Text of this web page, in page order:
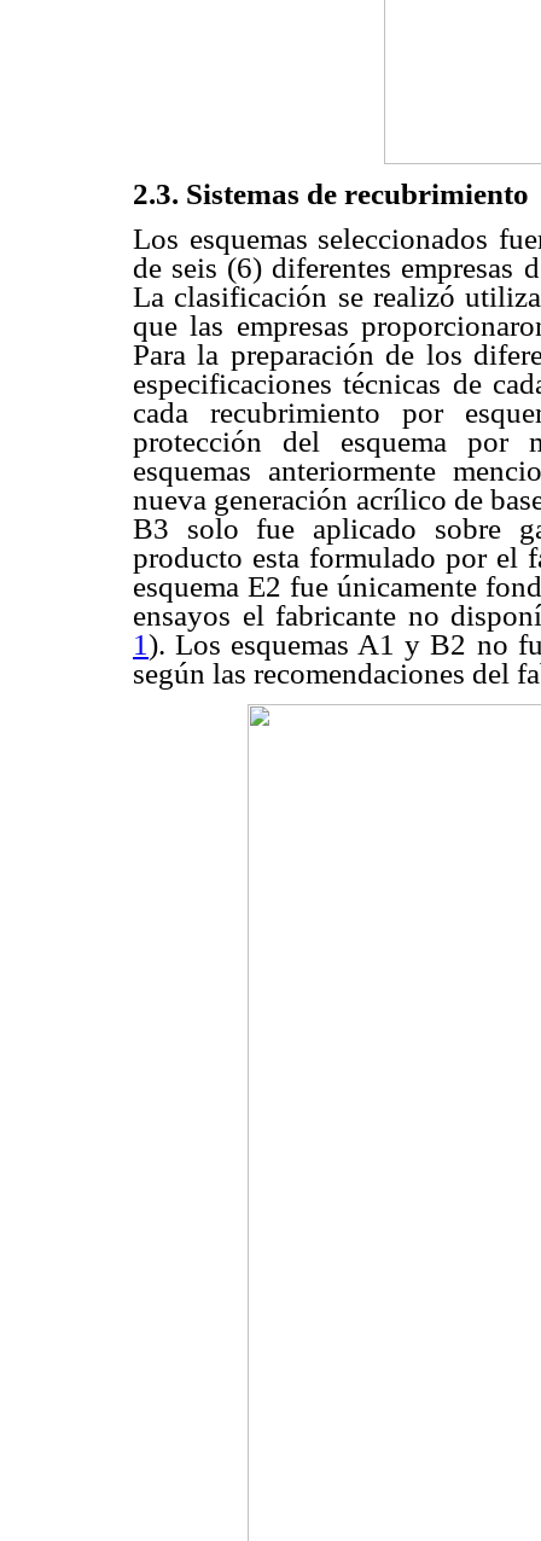
2.3. Sistemas de recubrimiento
Los esquemas seleccionados
de seis (6) diferentes empresas
La clasificación se realizó
que las empresas
Para la preparación de los
especificaciones técnicas de
cada recubrimiento por
protección del esquema por
esquemas anteriormente
nueva generación acrílico de
B3 solo fue aplicado sobre
producto esta formulado por el
esquema E2 fue únicamente
ensayos el fabricante no
1). Los esquemas A1 y B2 no
según las recomendaciones del